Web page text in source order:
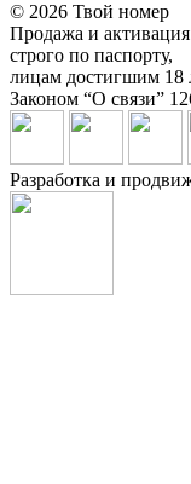
© 2026 Твой номер
Продажа и
строго по паспорту,
лицам достигшим 18
Законом “О связи”
Разработка и